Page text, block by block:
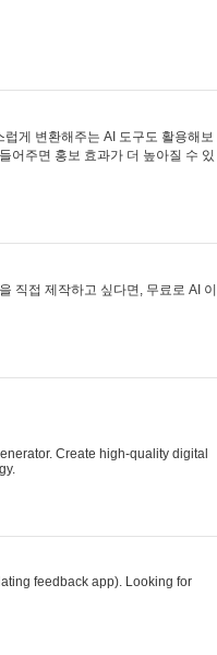
게 변환해주는 AI 도구도 활용해보
어주면 홍보 효과가 더 높아질 수 있
직접 제작하고 싶다면, 무료로 AI 이
Create high-quality digital
feedback app). Looking for